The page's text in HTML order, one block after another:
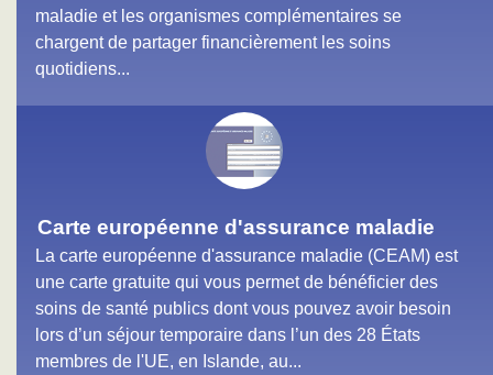
maladie et les organismes complémentaires se
chargent de partager financièrement les soins
quotidiens...
Carte européenne d'assurance maladie
La carte européenne d'assurance maladie (CEAM) est
une carte gratuite qui vous permet de bénéficier des
soins de santé publics dont vous pouvez avoir besoin
lors d’un séjour temporaire dans l’un des 28 États
membres de l'UE, en Islande, au...